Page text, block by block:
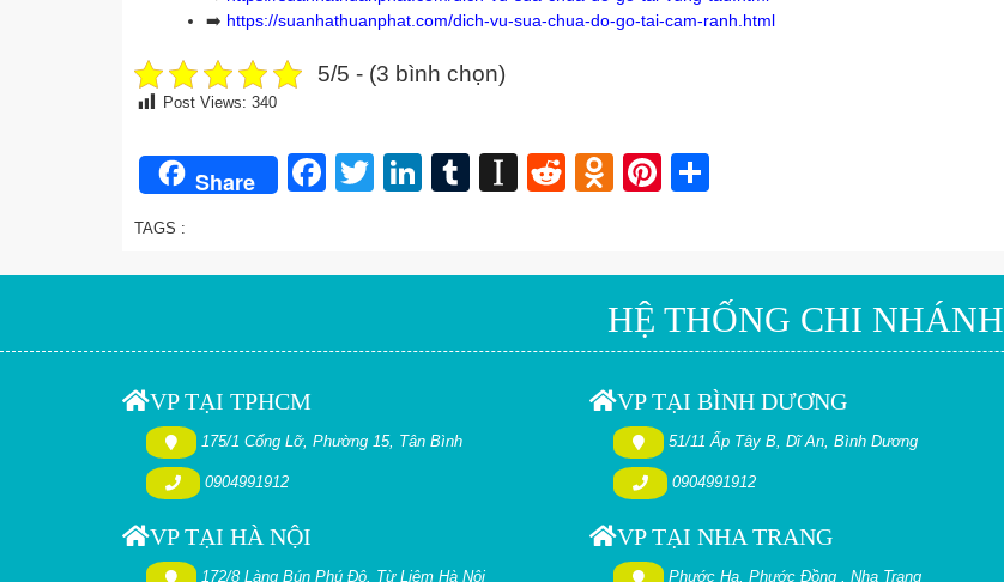
➡️ https://suanhathuanphat.com/dich-vu-sua-chua-do-go-tai-cam-ranh.html
5/5 - (3 bình chọn)
Post Views: 340
Share Facebook
TwitterLinkedIn
Tumblr
Instapaper
RedditOdnoklassniki
Pinterest
TAGS :
HỆ THỐNG CHI NHÁNH
VP TẠI TPHCM
175/1 Cống Lỡ, Phường 15, Tân Bình
0904991912
VP TẠI BÌNH DƯƠNG
51/11 Ấp Tây B, Dĩ An, Bình Dương
0904991912
VP TẠI HÀ NỘI
172/8 Làng Bún Phú Đô. Từ Liêm Hà Nội
VP TẠI NHA TRANG
Phước Hạ, Phước Đồng , Nha Trang